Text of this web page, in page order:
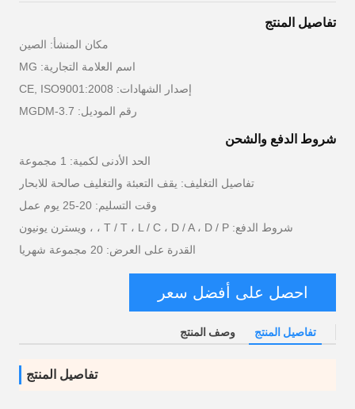
تفاصيل المنتج
مكان المنشأ: الصين
اسم العلامة التجارية: MG
إصدار الشهادات: CE, ISO9001:2008
رقم الموديل: MGDM-3.7
شروط الدفع والشحن
الحد الأدنى لكمية: 1 مجموعة
تفاصيل التغليف: يقف التعبئة والتغليف صالحة للابحار
وقت التسليم: 20-25 يوم عمل
شروط الدفع: T / T ، L / C ، D / A ، D / P ، ، ويسترن يونيون
القدرة على العرض: 20 مجموعة شهريا
احصل على أفضل سعر
تفاصيل المنتج وصف المنتج
تفاصيل المنتج